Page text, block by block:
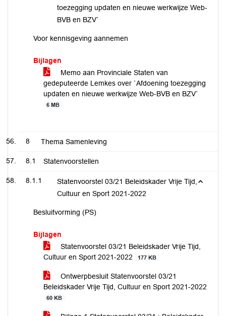
toezegging updaten en nieuwe werkwijze Web-
BVB en BZV`
Voor kennisgeving aannemen
Bijlagen
Memo aan Provinciale Staten van
gedeputeerde Lemkes over `Afdoening toezegging
updaten en nieuwe werkwijze Web-BVB en BZV`
6 MB
8 Thema Samenleving
8.1 Statenvoorstellen
8.1.1
Statenvoorstel 03/21 Beleidskader Vrije Tijd,
Cultuur en Sport 2021-2022
Besluitvorming (PS)
Bijlagen
Statenvoorstel 03/21 Beleidskader Vrije Tijd,
Cultuur en Sport 2021-2022
177 KB
Ontwerpbesluit Statenvoorstel 03/21
Beleidskader Vrije Tijd, Cultuur en Sport 2021-2022
60 KB